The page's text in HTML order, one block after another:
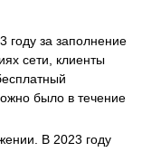
году за заполнение
сети, клиенты
было в течение
В 2023 году